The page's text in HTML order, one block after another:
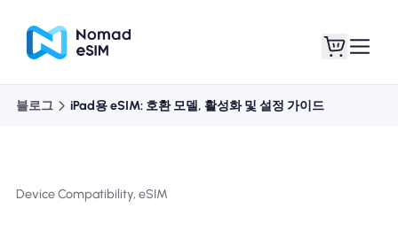
블로그 iPad용 eSIM: 호환 모델, 활성화 및 설정 가이드
Device Compatibility, eSIM